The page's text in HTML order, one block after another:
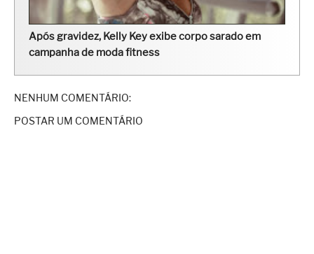
Após gravidez, Kelly Key exibe corpo sarado em
campanha de moda fitness
NENHUM COMENTÁRIO:
POSTAR UM COMENTÁRIO